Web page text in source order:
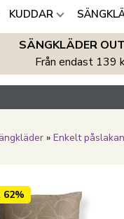
KUDDAR
SÄNGKLÄDER
Från endast 139
» Enkelt
62%